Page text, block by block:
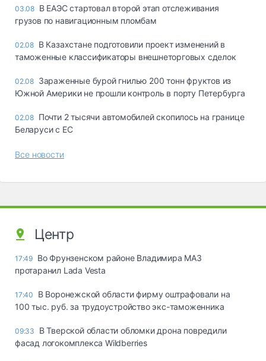
03.08 В ЕАЭС стартовал второй этап отслеживания
грузов по навигационным пломбам
02.08 В Казахстане подготовили проект изменений в
таможенные классификаторы внешнеторговых сделок
02.08 Зараженные бурой гнилью 200 тонн фруктов из
Южной Америки не прошли контроль в порту Петербурга
02.08 Почти 2 тысячи автомобилей скопилось на границе
Беларуси с ЕС
Все новости
Центр
17:49 Во Фрунзенском районе Владимира МАЗ
протаранил Lada Vesta
17:40
В Воронежской области фирму оштрафовали на
100 тыс. руб. за трудоустройство экс-таможенника
09:33
В Тверской области обломки дрона повредили
фасад логокомплекса Wildberries